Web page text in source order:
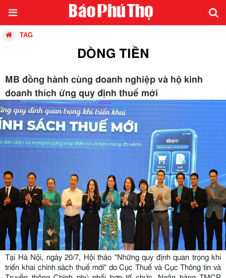
TAG
DÒNG TIỀN
MB đồng hành cùng doanh nghiệp và hộ kinh
doanh thích ứng quy định thuế mới
Tại Hà Nội, ngày 20/7, Hội thảo "Những quy định quan trọng khi
triển khai chính sách thuế mới" do Cục Thuế và Cục Thông tin và